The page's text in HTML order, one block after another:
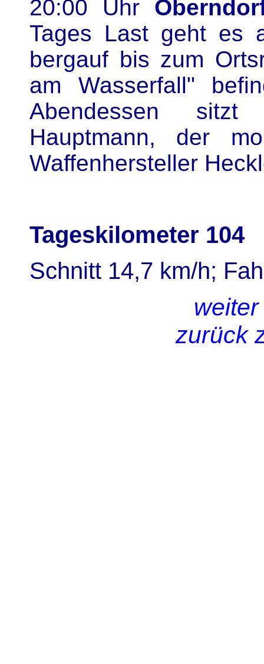
20:00 Uhr
Tages Last geht es
bergauf bis zum
am Wasserfall"
Abendessen
Hauptmann, der
Waffenhersteller
Tageskilometer 104
Schnitt 14,7 km/h;
zurück